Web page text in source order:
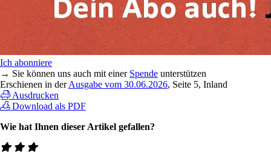
Ich abonniere
→ Sie können uns auch mit einer Spende unterstützen
Erschienen in derAusgabe vom 30.06.2026, Seite 5, Inland
Ausdrucken
Download als PDF
Wie hat Ihnen dieser Artikel gefallen?